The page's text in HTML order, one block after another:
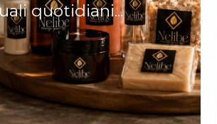
quotidiani...